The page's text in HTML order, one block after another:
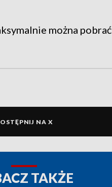
można pobrać
NA X
TAKŻE